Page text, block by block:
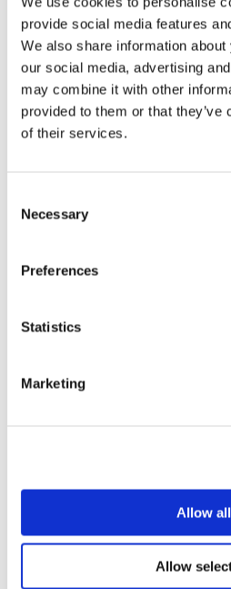
provide social media features
We also share information
our social media, advertising
may combine it with other
provided to them or that
of their services.
Selection
Necessary
Preferences
Statistics
Marketing
Allow all
Allow
Творческий вечер
Наше
Применить